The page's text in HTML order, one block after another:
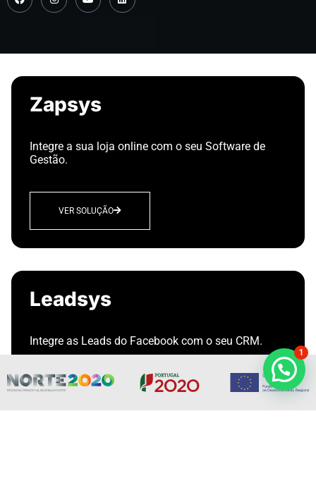
Zapsys
Integre a sua loja online com o seu Software de
Gestão.
VER SOLUÇÃO
Leadsys
Integre as Leads do Facebook com o seu CRM.
VER SOLUÇÃO
1